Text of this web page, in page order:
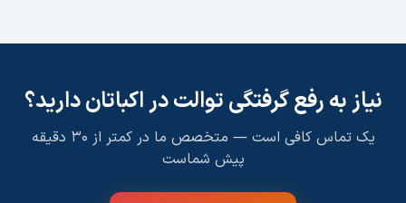
نیاز بهرفع گرفتگی توالتدراکباتاندارید؟
یک تماس کافی است — متخصص ما در کمتر از ۳۰ دقیقه
پیش شماست